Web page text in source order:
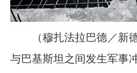
（穆扎法拉巴德／新
与巴基斯坦之间发生军事